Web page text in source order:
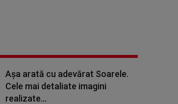
Așa arată cu adevărat Soarele.
Cele mai detaliate imagini
realizate...